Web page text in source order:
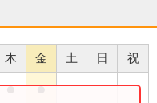
木 金 土 日 祝
● ●